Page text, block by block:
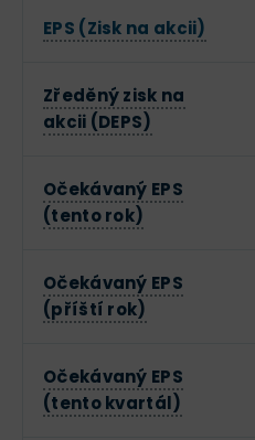
EPS (Zisk na akcii)
Zředěný zisk na
akcii (DEPS)
Očekávaný EPS
(tento rok)
Očekávaný EPS
(příští rok)
Očekávaný EPS
(tento kvartál)